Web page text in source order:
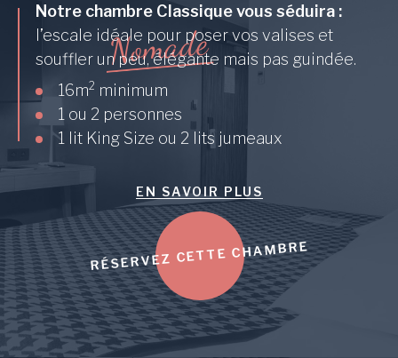
Nomade
Notre chambre Classique vous séduira :
l’escale idéale pour poser vos valises et
souffler un peu, élégante mais pas guindée.
16m2 minimum
1 ou 2 personnes
1 lit King Size ou 2 lits jumeaux
EN SAVOIR PLUS
RÉSERVEZ CETTE CHAMBRE